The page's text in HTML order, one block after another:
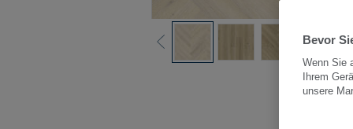
Alle
Bevor
Wenn Sie
Ihrem
unsere